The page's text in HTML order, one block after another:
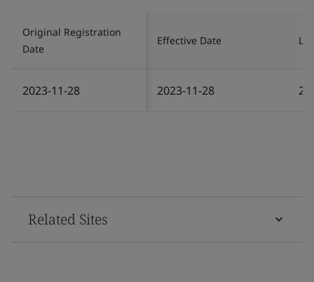
Original Registration
Date
Effective Date
2023-11-28 2023-11-28
Related Sites